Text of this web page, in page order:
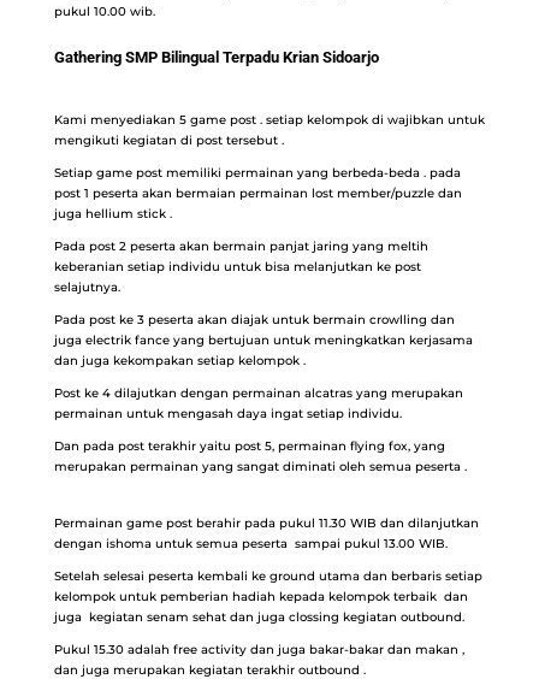
pukul 10.00 wib.
Gathering SMP Bilingual Terpadu Krian Sidoarjo
Kami menyediakan 5 game post . setiap kelompok di wajibkan untuk
mengikuti kegiatan di post tersebut .
Setiap game post memiliki permainan yang berbeda-beda . pada
post 1 peserta akan bermaian permainan lost member/puzzle dan
juga hellium stick .
Pada post 2 peserta akan bermain panjat jaring yang meltih
keberanian setiap individu untuk bisa melanjutkan ke post
selajutnya.
Pada post ke 3 peserta akan diajak untuk bermain crowlling dan
juga electrik fance yang bertujuan untuk meningkatkan kerjasama
dan juga kekompakan setiap kelompok .
Post ke 4 dilajutkan dengan permainan alcatras yang merupakan
permainan untuk mengasah daya ingat setiap individu.
Dan pada post terakhir yaitu post 5, permainan flying fox, yang
merupakan permainan yang sangat diminati oleh semua peserta .
Permainan game post berahir pada pukul 11.30 WIB dan dilanjutkan
dengan ishoma untuk semua peserta sampai pukul 13.00 WIB.
Setelah selesai peserta kembali ke ground utama dan berbaris setiap
kelompok untuk pemberian hadiah kepada kelompok terbaik dan
juga kegiatan senam sehat dan juga clossing kegiatan outbound.
Pukul 15.30 adalah free activity dan juga bakar-bakar dan makan ,
dan juga merupakan kegiatan terakhir outbound .